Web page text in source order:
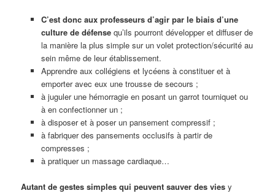
C’est donc aux professeurs d’agir par le biais d’une
culture de défense qu’ils pourront développer et diffuser de
la manière la plus simple sur un volet protection/sécurité au
sein même de leur établissement.
Apprendre aux collégiens et lycéens à constituer et à
emporter avec eux une trousse de secours ;
à juguler une hémorragie en posant un garrot tourniquet ou
à en confectionner un ;
à disposer et à poser un pansement compressif ;
à fabriquer des pansements occlusifs à partir de
compresses ;
à pratiquer un massage cardiaque…
Autant de gestes simples qui peuvent sauver des viesy